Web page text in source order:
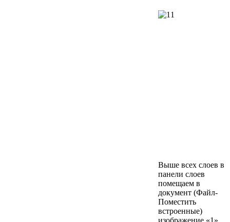
Выше всех слоев в
панели слоев
помещаем в
документ (Файл-
Поместить
встроенные)
изображение «1»